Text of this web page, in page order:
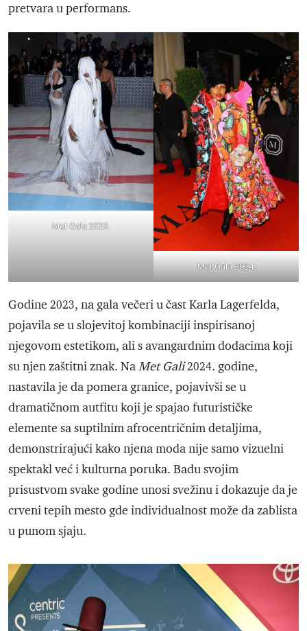
pretvara u performans.
Met Gala 2023.
Met Gala 2024.
Godine 2023, na gala večeri u čast Karla Lagerfelda,
pojavila se u slojevitoj kombinaciji inspirisanoj
njegovom estetikom, ali s avangardnim dodacima koji
su njen zaštitni znak. NaMet Gali2024. godine,
nastavila je da pomera granice, pojavivši se u
dramatičnom autfitu koji je spajao futurističke
elemente sa suptilnim afrocentričnim detaljima,
demonstrirajući kako njena moda nije samo vizuelni
spektakl već i kulturna poruka. Badu svojim
prisustvom svake godine unosi svežinu i dokazuje da je
crveni tepih mesto gde individualnost može da zablista
u punom sjaju.